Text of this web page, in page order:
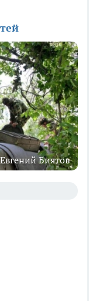
Биятов